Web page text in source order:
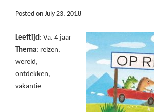
Posted on July 23, 2018
Leeftijd: Va. 4 jaar
Thema: reizen,
wereld,
ontdekken,
vakantie